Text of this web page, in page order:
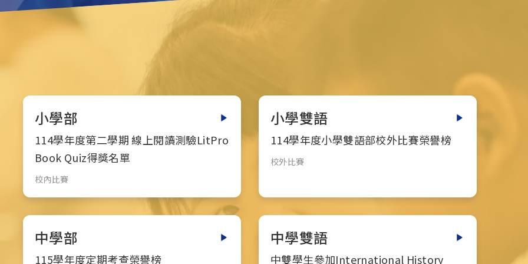
小學部
114學年度第二學期 線上閱讀測驗LitPro
Book Quiz得獎名單
校內比賽
小學雙語
114學年度小學雙語部校外比賽榮譽榜
校外比賽
中學部
115學年度定期考查榮譽榜
中學雙語
中雙學生參加International History